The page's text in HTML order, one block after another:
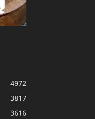
4972
3817
3616